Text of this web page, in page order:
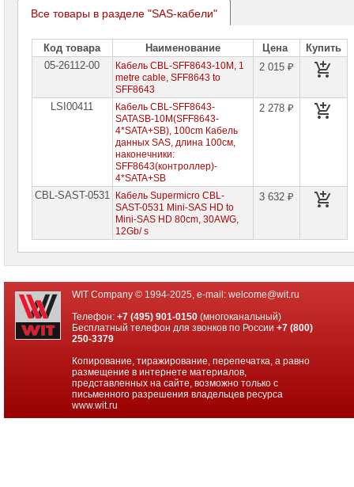
Серверы
Name
Пассивное
системы
Компоненты
серверов
Серверные
платформы
Серверные
материнские
Серверные
Все товары в разделе "SAS-кабели"
Код товара Наименование Цена
Купить
05-26112-00
Кабель CBL-SFF8643-10M, 1
metre cable, SFF8643 to
SFF8643
2 015 ₽
LSI00411
Кабель CBL-SFF8643-
SATASB-10M(SFF8643-
4*SATA+SB), 100cm Кабель
данных SAS, длина 100см,
наконечники:
SFF8643(контроллер)-
4*SATA+SB
2 278 ₽
CBL-SAST-0531
Кабель Supermicro CBL-
SAST-0531 Mini-SAS HD to
Mini-SAS HD 80cm, 30AWG,
12Gb/ s
3 632 ₽
WIT Company © 1994-2025, e-mail: welcome@wit.ru
Телефон:+7 (495) 901-0150 (многоканальный)
Бесплатный телефон для звонков по России+7 (800)
250-3379
Копирование, тиражирование, перепечатка, а равно
размещение в интернете материалов,
представленных на сайте, возможно только с
письменного разрешения владельцев ресурса
www.wit.ru